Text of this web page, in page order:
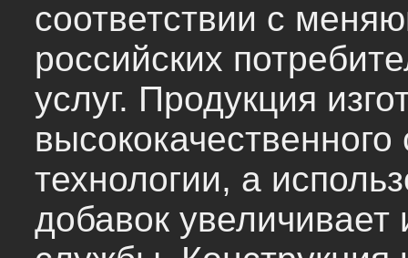
соответствии с
российских
услуг. Продукция
технологии, а
добавок